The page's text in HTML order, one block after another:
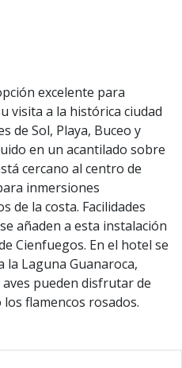
excelente para
visita a la histórica ciudad
de Sol, Playa, Buceo y
en un acantilado sobre
cercano al centro de
inmersiones
de la costa. Facilidades
añaden a esta instalación
Cienfuegos. En el hotel se
la Laguna Guanaroca,
pueden disfrutar de
flamencos rosados.